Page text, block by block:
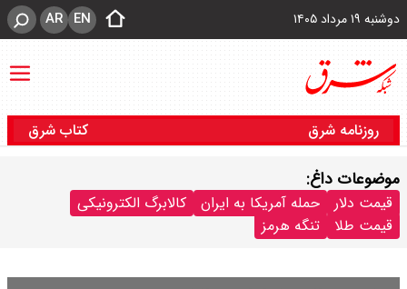
دوشنبه ۱۹ مرداد ۱۴۰۵ EN
AR
روزنامه شرق کتاب شرق
موضوعات داغ:
قیمت دلار حمله آمریکا به ایران
کالابرگ الکترونیکی
قیمت طلا
تنگه هرمز